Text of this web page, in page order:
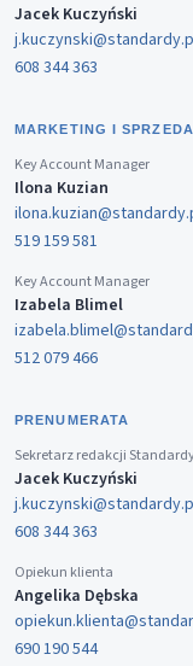
Jacek Kuczyński
608 344 363
MARKETING I
Key Account Manager
Ilona Kuzian
519 159 581
Key Account Manager
Izabela Blimel
512 079 466
PRENUMERATA
Sekretarz redakcji
Jacek Kuczyński
608 344 363
Opiekun klienta
Angelika Dębska
690 190 544